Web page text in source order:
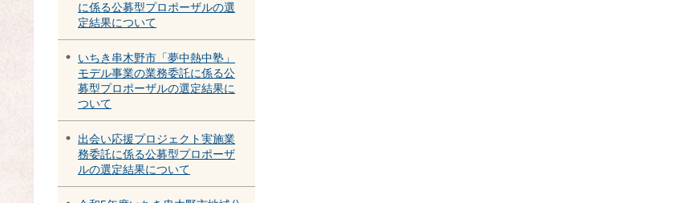
に係る公募型プロポーザルの選
定結果について
いちき串木野市「夢中熱中塾」
モデル事業の業務委託に係る公
募型プロポーザルの選定結果に
ついて
出会い応援プロジェクト実施業
務委託に係る公募型プロポーザ
ルの選定結果について